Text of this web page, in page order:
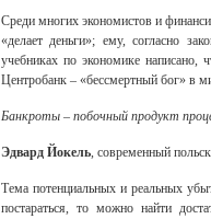
Среди многих экономистов и
«делает деньги»; ему, согласно
учебниках по экономике написано,
Центробанк – «бессмертный бог» в
Банкроты – побочный продукт
Эдвард Йокель, современный
Тема потенциальных и реальных
постараться, то можно найти